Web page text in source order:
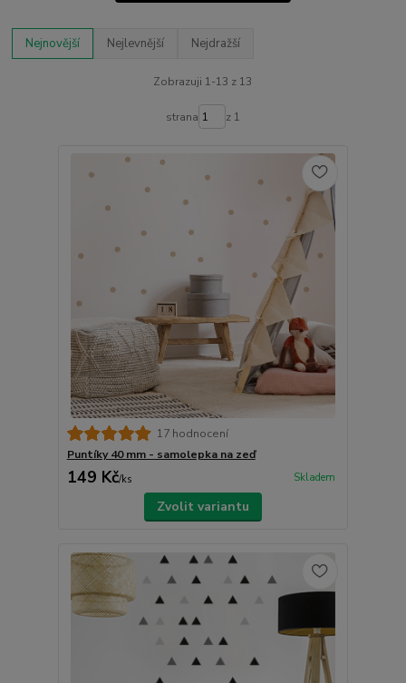
Nejnovější Nejlevnější Nejdražší
Zobrazuji 1-13 z 13
strana z 1
17 hodnocení
Puntíky 40 mm - samolepka na zeď
149 Kč/ks Skladem
Zvolit variantu